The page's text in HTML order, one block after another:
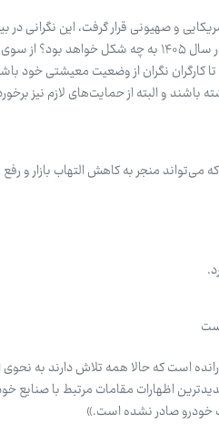
و صهیونی قرار گرفت، این نگرانی در
واحدهای صنعتی و تولیدی به وجود آمد که وضعیت شغلی آنها در سال ۱۴۰۵
شد تا کارگران نگران از وضعیت معیشتی خود
و البته از حمایت‌های لازم نیز
منجر به کاهش التهاب بازار و رفع
است که حالا همه تلاش دارند به
اظهارات مقامات مرتبط با صنایع
خودرو صادر نشده است.»